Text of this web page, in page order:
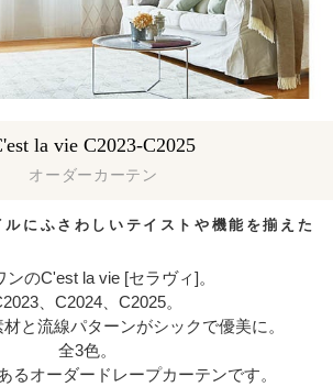
にふさわしい テイストや機能を揃えた
オーダーカーテン
la vie C2023-C2025
ンのC'est la vie [セラヴィ]。
、C2024、C2025。
と流線パターンがシックで優美に。
全3色。
るオーダードレープカーテンです。